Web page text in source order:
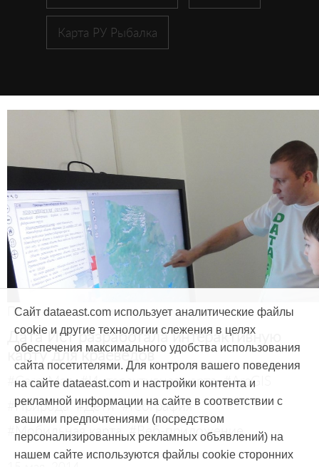
Карта РУ Рыбалка
Продукты и услуги
Дата Ист разработала интерактивную
карту для краеведов
#CarryMap #Интерактивная карта #ArcGIS
#Природа #Дети #География
#Мобильная карта #Веб-приложение
Сайт dataeast.com использует аналитические файлы
cookie и другие технологии слежения в целях
обеспечения максимального удобства использования
сайта посетителями. Для контроля вашего поведения
на сайте dataeast.com и настройки контента и
рекламной информации на сайте в соответствии с
вашими предпочтениями (посредством
персонализированных рекламных объявлений) на
нашем сайте используются файлы cookie сторонних